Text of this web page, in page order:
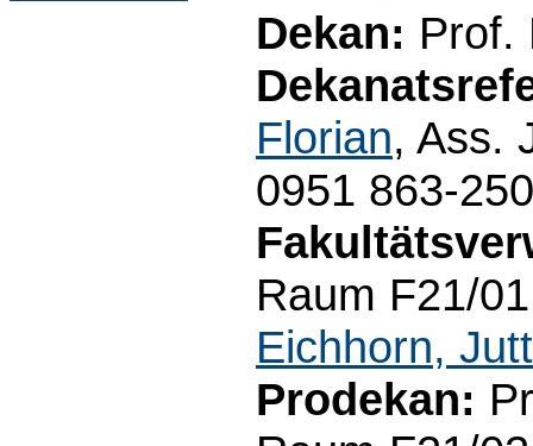
Dekan:
Florian, Ass.
0951 863-
Raum F21/
Eichhorn,
Prodekan: